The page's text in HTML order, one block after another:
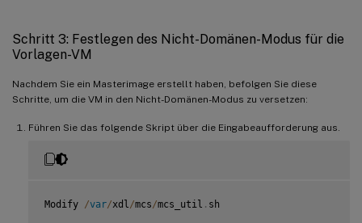
Schritt 3: Festlegen des Nicht-Domänen-Modus für die
Vorlagen-VM
Nachdem Sie ein Masterimage erstellt haben, befolgen Sie diese
Schritte, um die VM in den Nicht-Domänen-Modus zu versetzen:
Führen Sie das folgende Skript über die Eingabeaufforderung aus.
Modify /var/xdl/mcs/mcs_util . sh